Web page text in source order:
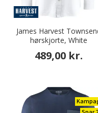
James Harvest
hørskjorte, White
489,00 kr.